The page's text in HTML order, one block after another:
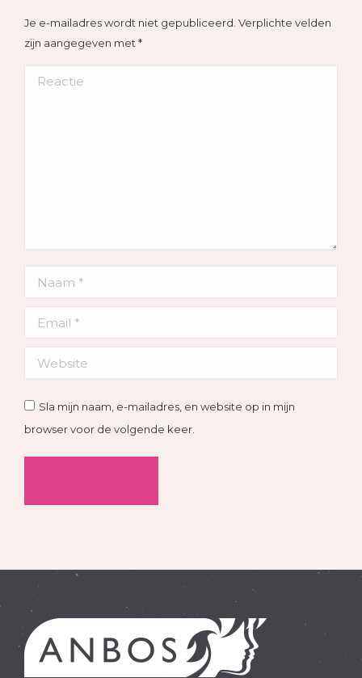
Je e-mailadres wordt niet gepubliceerd. Verplichte velden
zijn aangegeven met *
Reactie
Naam *
Email *
Website
Sla mijn naam, e-mailadres, en website op in mijn
browser voor de volgende keer.